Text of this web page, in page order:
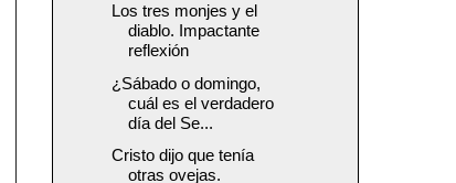
Los tres monjes y el
diablo. Impactante
reflexión
¿Sábado o domingo,
cuál es el verdadero
día del Se...
Cristo dijo que tenía
otras ovejas.